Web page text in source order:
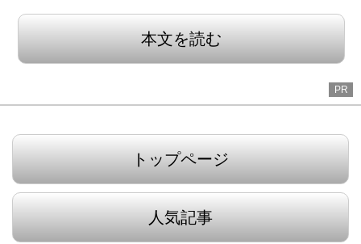
本文を読む
PR
トップページ
人気記事